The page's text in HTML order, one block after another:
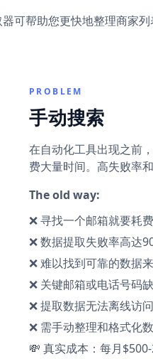
可帮助您更快地整理商家
PROBLEM
手动搜索
在自动化工具出现之前
费大量时间。高失败率
The old way:
❌ 寻找一个邮箱就要耗
❌ 数据提取失败率高达
❌ 难以找到可靠的数据
❌ 关键邮箱或电话号码
❌ 提取数据无法离线访问
❌ 需手动整理和格式化
💸 真实成本：每月